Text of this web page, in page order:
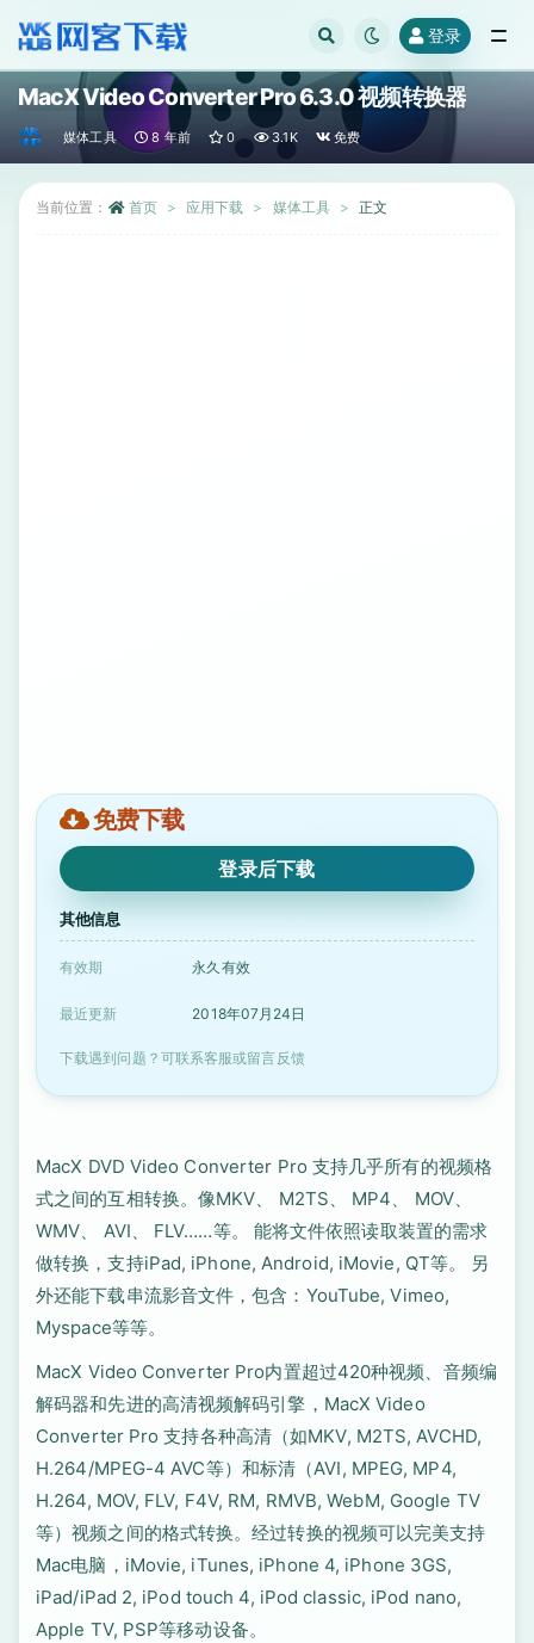
登录
MacX Video Converter Pro 6.3.0 视频转换器
媒体工具 8 年前 0 3.1K 免费
当前位置： 首页 应用下载 媒体工具 正文
免费下载
登录后下载
其他信息
有效期 永久有效
最近更新 2018年07月24日
下载遇到问题？可联系客服或留言反馈
MacX DVD Video Converter Pro 支持几乎所有的视频格
式之间的互相转换。像MKV、 M2TS、 MP4、 MOV、
WMV、 AVI、 FLV……等。 能将文件依照读取装置的需求
做转换，支持iPad, iPhone, Android, iMovie, QT等。 另
外还能下载串流影音文件，包含：YouTube, Vimeo,
Myspace等等。
MacX Video Converter Pro内置超过420种视频、音频编
解码器和先进的高清视频解码引擎，MacX Video
Converter Pro 支持各种高清（如MKV, M2TS, AVCHD,
H.264/MPEG-4 AVC等）和标清（AVI, MPEG, MP4,
H.264, MOV, FLV, F4V, RM, RMVB, WebM, Google TV
等）视频之间的格式转换。经过转换的视频可以完美支持
Mac电脑，iMovie, iTunes, iPhone 4, iPhone 3GS,
iPad/iPad 2, iPod touch 4, iPod classic, iPod nano,
Apple TV, PSP等移动设备。
全部